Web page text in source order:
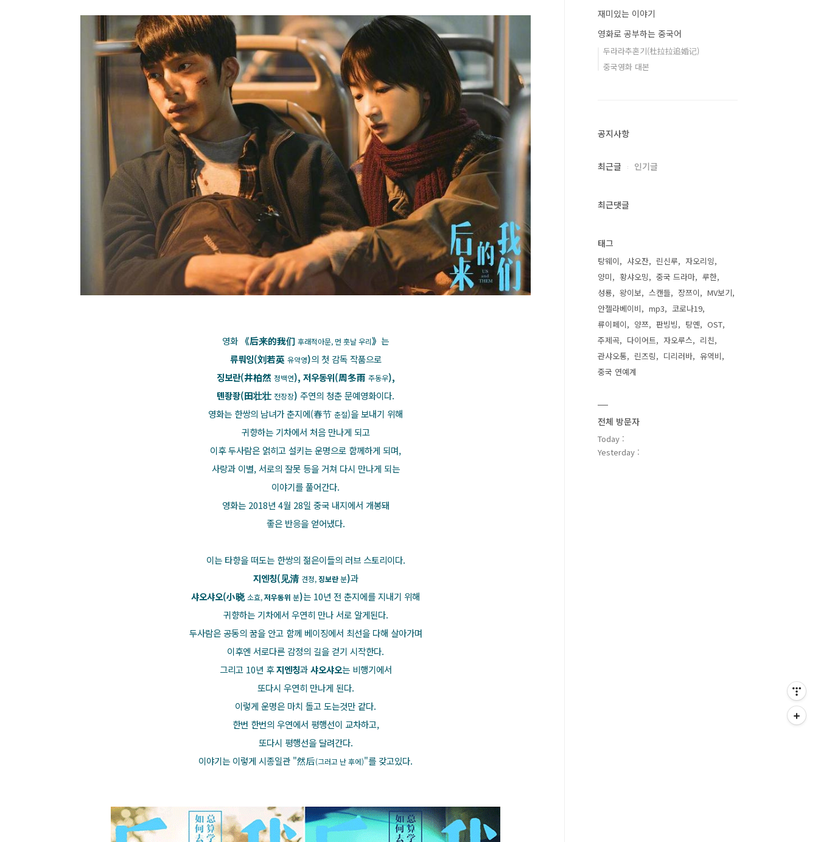
영화 《后来的我们 후래적아문, 먼 훗날 우리》 는
류뤄잉(刘若英 유약영)의 첫 감독 작품으로
징보란(井柏然 정백연), 저우동위(周冬雨 주동우),
톈좡좡(田壮壮 전장장) 주연의 청춘 문예영화이다.
영화는 한쌍의 남녀가 춘지에(春节 춘절)을 보내기 위해
귀향하는 기차에서 처음 만나게 되고
이후 두사람은 얽히고 설키는 운명으로 함께하게 되며,
사랑과 이별, 서로의 잘못 등을 거쳐 다시 만나게 되는
이야기를 풀어간다.
영화는 2018년 4월 28일 중국 내지에서 개봉돼
좋은 반응을 얻어냈다.
이는 타향을 떠도는 한쌍의 젊은이들의 러브 스토리이다.
지엔칭(见清 견정,징보란분)과
샤오샤오(小晓소효,저우동위 분)는 10년 전 춘지에를 지내기 위해
귀향하는 기차에서 우연히 만나 서로 알게된다.
두사람은 공동의 꿈을 안고 함께 베이징에서 최선을 다해 살아가며
이후엔 서로다른 감정의 길을 걷기 시작한다.
그리고 10년 후지엔칭과샤오샤오는 비행기에서
또다시 우연히 만나게 된다.
이렇게 운명은 마치 돌고 도는것만 같다.
한번 한번의 우연에서 평행선이 교차하고,
또다시 평행선을 달려간다.
이야기는 이렇게 시종일관 "然后(그러고 난 후에)"를 갖고있다.
재미있는 이야기
영화로 공부하는 중국어
두라라추혼기(杜拉拉追婚记)
중국영화 대본
공지사항
최근글 인기글
최근댓글
태그
탕웨이 샤오잔 린신루
자오리잉
양미
황샤오밍 중국 드라마
루한
성룡
왕이보 스캔들 장쯔이
MV보기
안젤라베이비
mp3
코로나19
류이페이
양쯔 판빙빙 탕옌
OST
주제곡
다이어트 자오루스
리친
관샤오통
린즈링 디리러바
유역비
중국 연예계
전체 방문자
Today :
Yesterday :